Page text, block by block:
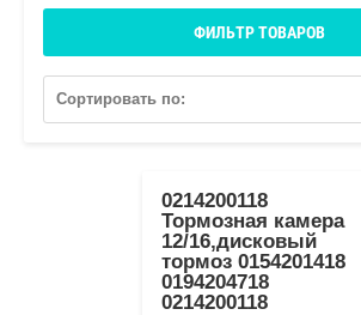
ФИЛЬТР ТОВАРОВ
Сортировать по:
0214200118
Тормозная камера
12/16,дисковый
тормоз 0154201418
0194204718
0214200118